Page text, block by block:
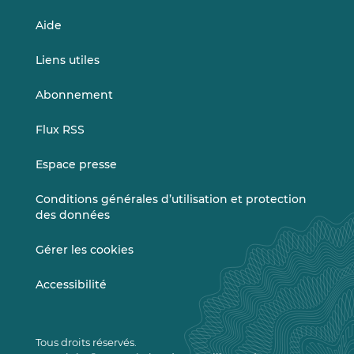
Aide
Liens utiles
Abonnement
Flux RSS
Espace presse
Conditions générales d’utilisation et protection
des données
Gérer les cookies
Accessibilité
Tous droits réservés.